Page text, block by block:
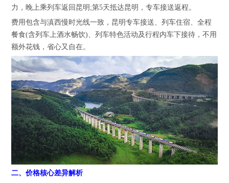
力，晚上乘列车返回昆明;第5天抵达昆明，专车接送返程。
费用包含与滇西慢时光线一致，昆明专车接送、列车住宿、全程
餐食(含列车上酒水畅饮)、列车特色活动及行程内车下接待，不用
额外花钱，省心又自在。
二、价格核心差异解析